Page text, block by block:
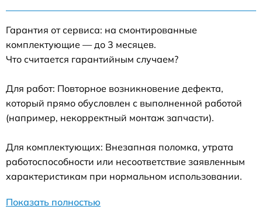
Гарантия от сервиса: на смонтированные
комплектующие — до 3 месяцев.
Что считается гарантийным случаем?
Для работ: Повторное возникновение дефекта,
который прямо обусловлен с выполненной работой
(например, некорректный монтаж запчасти).
Для комплектующих: Внезапная поломка, утрата
работоспособности или несоответствие заявленным
характеристикам при нормальном использовании.
Показать полностью